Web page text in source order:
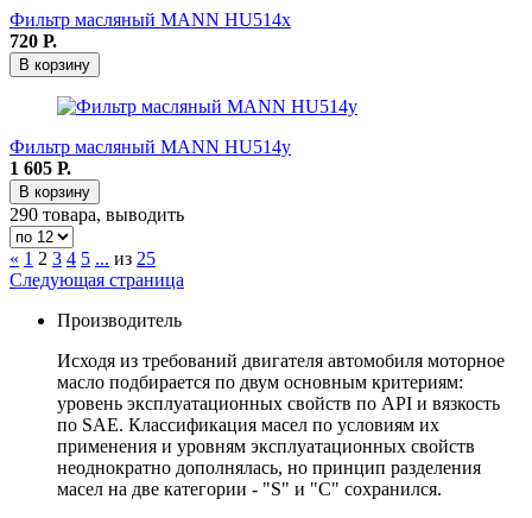
Фильтр масляный MANN HU514x
720 Р.
В корзину
Фильтр масляный MANN HU514y
1 605 Р.
В корзину
290 товара, выводить
« 1 2 3 4 5 ... из 25
Следующая страница
Производитель
Исходя из требований двигателя автомобиля моторное
масло подбирается по двум основным критериям:
уровень эксплуатационных свойств по API и вязкость
по SAE. Классификация масел по условиям их
применения и уровням эксплуатационных свойств
неоднократно дополнялась, но принцип разделения
масел на две категории - "S" и "С" сохранился.